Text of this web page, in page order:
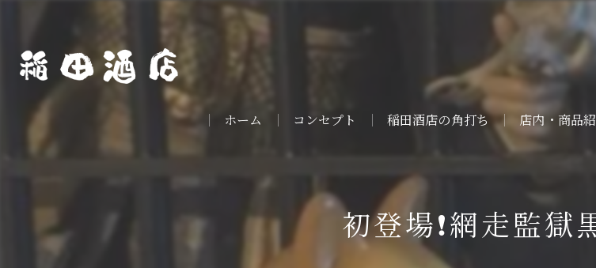
ホーム コンセプト 稲田酒店の角打ち 店内・商品
初登場❗️網走監獄